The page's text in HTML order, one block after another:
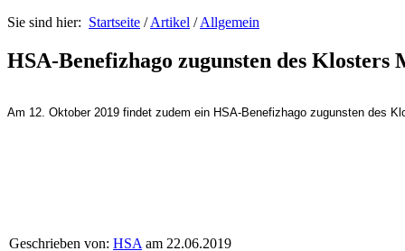
Sie sind hier: Startseite /Artikel /Allgemein
HSA-Benefizhago zugunsten des
Am 12. Oktober 2019 findet zudem ein HSA-Benefizhago zugunsten des
Geschrieben von: HSA am 22.06.2019